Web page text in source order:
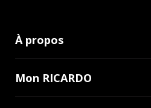
À propos
Mon RICARDO